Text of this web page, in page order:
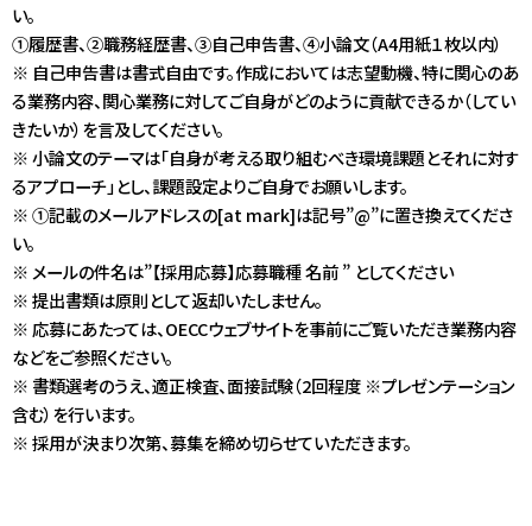
い。
①履歴書、②職務経歴書、③自己申告書、④小論文（A4用紙１枚以内）
※ 自己申告書は書式自由です。作成においては志望動機、特に関心のあ
る業務内容、関心業務に対してご自身がどのように貢献できるか（してい
きたいか）を言及してください。
※ 小論文のテーマは「自身が考える取り組むべき環境課題とそれに対す
るアプローチ」とし、課題設定よりご自身でお願いします。
※ ①記載のメールアドレスの[at mark]は記号”@”に置き換えてくださ
い。
※ メールの件名は”【採用応募】応募職種 名前 ” としてください
※ 提出書類は原則として返却いたしません。
※ 応募にあたっては、OECCウェブサイトを事前にご覧いただき業務内容
などをご参照ください。
※ 書類選考のうえ、適正検査、面接試験（2回程度 ※プレゼンテーション
含む）を行います。
※ 採用が決まり次第、募集を締め切らせていただきます。